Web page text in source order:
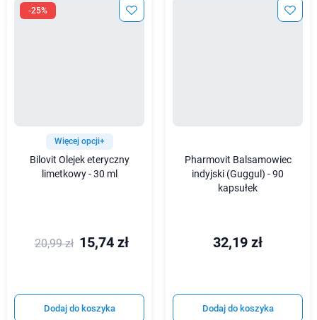
-25%
Więcej opcji+
Bilovit Olejek eteryczny
limetkowy - 30 ml
20,99 zł 15,74 zł
Dodaj do koszyka
Pharmovit Balsamowiec
indyjski (Guggul) - 90
kapsułek
32,19 zł
Dodaj do koszyka